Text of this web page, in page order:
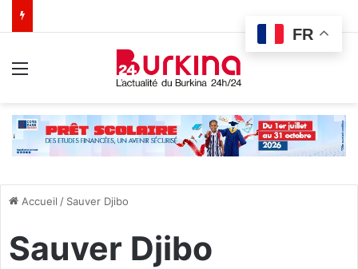
Accueil / Sauver Djibo
Sauver Djibo
FR